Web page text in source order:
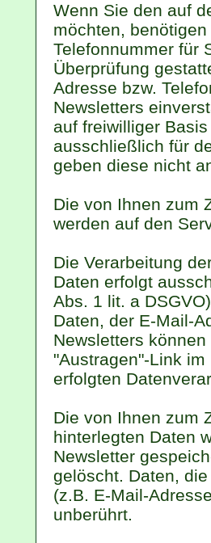
Wenn Sie den auf
möchten,
Telefonnummer für
Überprüfung
Adresse bzw.
Newsletters
auf freiwilliger
ausschließlich für
geben diese nicht
Die von Ihnen zum
werden auf den
Die Verarbeitung
Daten erfolgt
Abs. 1 lit. a
Daten, der E-Mail-
Newsletters
"Austragen"-Link
erfolgten
Die von Ihnen zum
hinterlegten Daten
Newsletter
gelöscht. Daten,
(z.B. E-Mail-
unberührt.